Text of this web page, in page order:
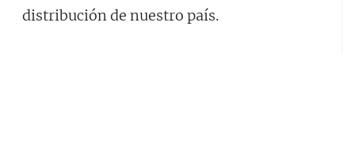
distribución de nuestro país.